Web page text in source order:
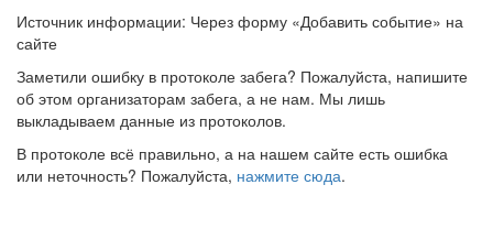
Источник информации: Через форму «Добавить событие» на
сайте
Заметили ошибку в протоколе забега? Пожалуйста, напишите
об этом организаторам забега, а не нам. Мы лишь
выкладываем данные из протоколов.
В протоколе всё правильно, а на нашем сайте есть ошибка
или неточность? Пожалуйста, нажмите сюда.